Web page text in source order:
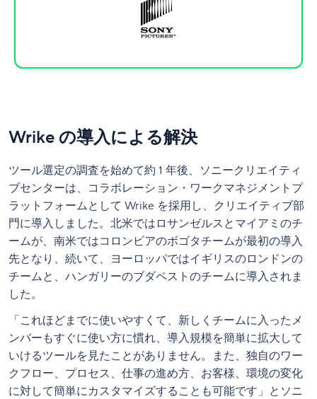
Wrike の導入による解決
ツール選定の調査を始めて約 1 年後、ソニークリエイティ
ブセンターは、コラボレーション・ワークマネジメントプ
ラットフォームとして Wrike を採用し、クリエイティブ部
門に導入しました。北米ではロサンゼルスとマイアミのチ
ームが、南米ではコロンビアのボゴタチームが最初の導入
先となり、続いて、ヨーロッパではイギリスのロンドンの
チームと、ハンガリーのブダペストのチームに導入されま
した。
「これほどまでに使いやすくて、新しくチームに入ったメ
ンバーもすぐに使い方に慣れ、導入規模を簡単に拡大して
いけるツールを見たことがありません。また、独自のワー
クフロー、プロセス、仕事の進め方、お客様、環境の変化
に対して簡単にカスタマイズすることも可能です」とソニ